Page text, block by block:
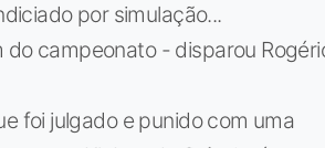
por simulação...
campeonato - disparou
foi julgado e punido com uma